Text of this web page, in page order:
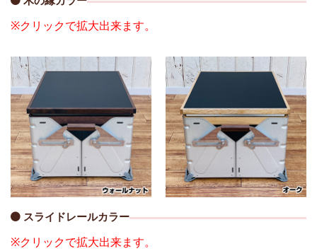
※クリックで拡大出来ます。
スライドレールカラー
※クリックで拡大出来ます。